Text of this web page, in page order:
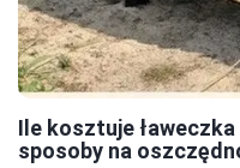
Ile kosztuje
sposoby na